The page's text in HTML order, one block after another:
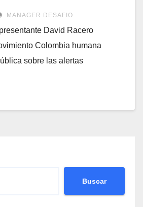
MANAGER.DESAFIO
David Racero
Colombia humana
sobre las alertas
Buscar